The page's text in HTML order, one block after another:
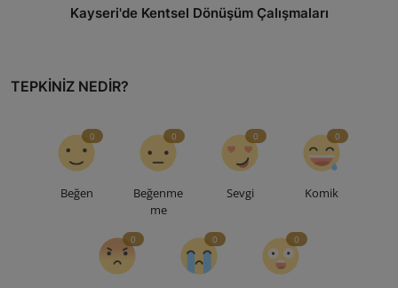
Kayseri'de Kentsel Dönüşüm Çalışmaları
TEPKINIZ NEDIR?
Beğen
0
Beğenme
me
0
Sevgi
0
Komik
0
0 0 0